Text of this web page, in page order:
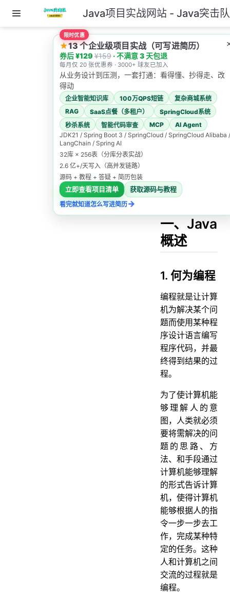
跳至主要內容 Java项目实战网站 - Java突击队
主页
Java 基础面试题
Java 基础
面试题
Java突击队
2026/3/4
此页内容
1. 何为编程
2. 什么是Java
6. Java语言有哪些特点
8. 什么是Java程序的主类？应用程序和小程序的主类有何不同？
9. Java应用程序与小程序之间有那些差别？
二、基础语法
数据类型
12. Java有哪些数据类型
13. switch 是否能作用在 byte 上，是否能作用在 long 上，是否能作用在 String上
16. float f=3.4;是否正确
编码
18. Java语言采用何种编码方案？有何特点？
注释
19. 什么Java注释
一、Java
概述
1. 何为编程
编程就是让计算
机为解决某个问
题而使用某种程
序设计语言编写
程序代码，并最
终得到结果的过
程。
为了使计算机能
够理解人的意
图，人类就必须
要将需解决的问
题的思路、方
法、和手段通过
计算机能够理解
的形式告诉计算
机，使得计算机
能够根据人的指
令一步一步去工
作，完成某种特
定的任务。这种
人和计算机之间
交流的过程就是
编程。
限时优惠
★13 个企业级项目实战（可写进简历）
券后 ¥129¥159· 不满意 3 天包退
每月仅 20 张优惠券 · 3000+ 球友已加入
从业务设计到压测，一套打通：看得懂、抄得走、改
得动
企业智能知识库 100万QPS短链
复杂商城系统
RAG
SaaS点餐（多租户）
SpringCloud系统
秒杀系统
智能代码审查 MCP
AI Agent
JDK21 / Spring Boot 3 / SpringCloud / SpringCloud Alibaba /
LangChain / Spring AI
32库 × 256表（分库分表实战）
2.6 亿+/天写入（高并发链路）
源码 + 教程 + 答疑 + 简历包装
立即查看项目清单
获取源码与教程
看完就知道怎么写进简历→